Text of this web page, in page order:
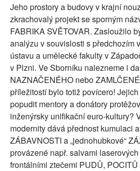
Jeho prostory a budovy v krajní
zkrachovalý projekt se sporným
FABRIKA SVĚTOVAR. Zasloužilo
analýzu v souvislosti s předchozím
ústavu a umělecké fakulty v
v Plzni. Ve Sborníku nalezneme i
NAZNAČENÉHO nebo
příležitostí bylo totiž povícero!
popudit mentory a donátory
inženýrsky unifikační euro-kultury?
modernity dává přednost kumulaci
ZÁBAVNOSTI a „jednohubkové“
provázené např. salvami
frontálními ztečemi PUDŮ,